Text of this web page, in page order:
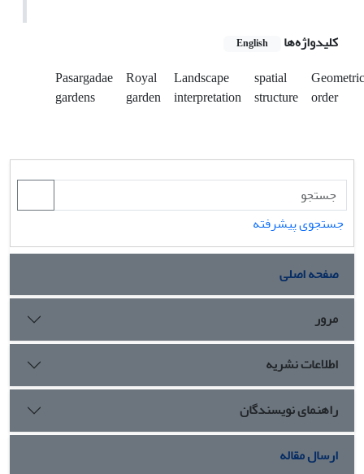
کلیدواژه‌ها English
Pasargadae
gardens
Royal
garden
Landscape
interpretation
spatial
structure order
جستجوی پیشرفته
صفحه اصلی
مرور
اطلاعات نشریه
راهنمای نویسندگان
ارسال مقاله